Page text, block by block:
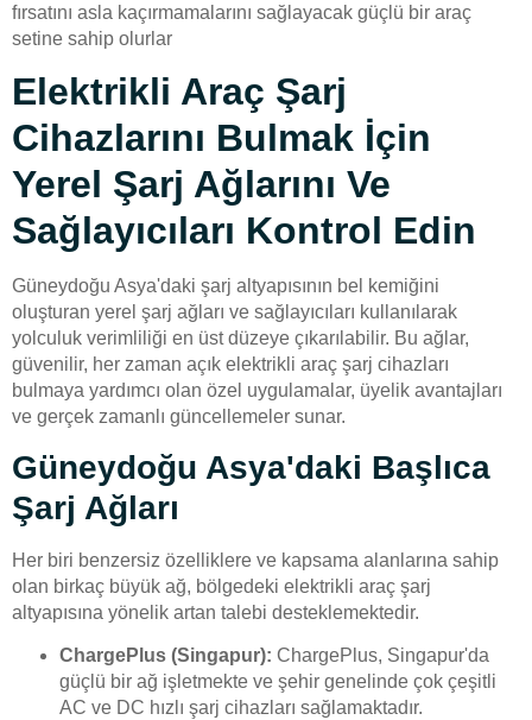
fırsatını asla kaçırmamalarını sağlayacak güçlü bir araç
setine sahip olurlar
Elektrikli Araç Şarj
Cihazlarını Bulmak İçin
Yerel Şarj Ağlarını Ve
Sağlayıcıları Kontrol Edin
Güneydoğu Asya'daki şarj altyapısının bel kemiğini
oluşturan yerel şarj ağları ve sağlayıcıları kullanılarak
yolculuk verimliliği en üst düzeye çıkarılabilir. Bu ağlar,
güvenilir, her zaman açık elektrikli araç şarj cihazları
bulmaya yardımcı olan özel uygulamalar, üyelik avantajları
ve gerçek zamanlı güncellemeler sunar.
Güneydoğu Asya'daki Başlıca
Şarj Ağları
Her biri benzersiz özelliklere ve kapsama alanlarına sahip
olan birkaç büyük ağ, bölgedeki elektrikli araç şarj
altyapısına yönelik artan talebi desteklemektedir.
ChargePlus (Singapur): ChargePlus, Singapur'da
güçlü bir ağ işletmekte ve şehir genelinde çok çeşitli
AC ve DC hızlı şarj cihazları sağlamaktadır.